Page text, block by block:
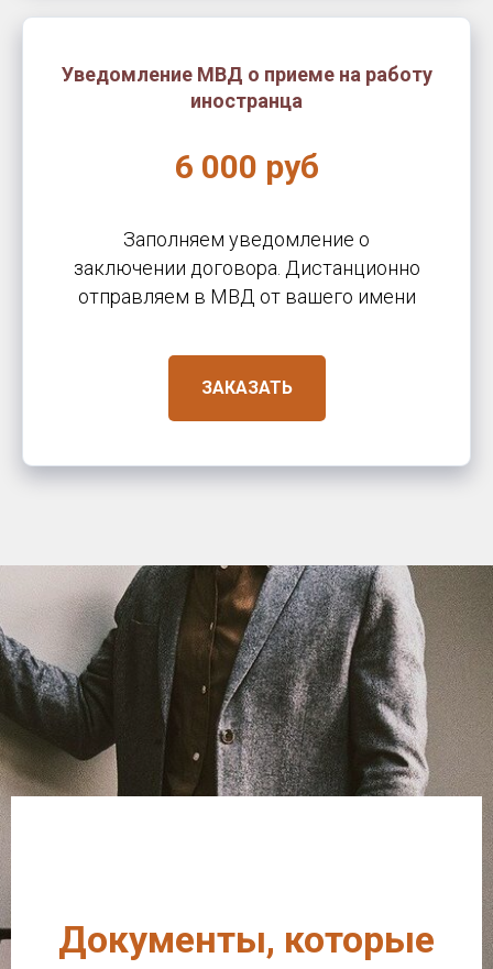
Уведомление МВД о приеме на работу
иностранца
6 000 руб
Заполняем уведомление о
заключении договора. Дистанционно
отправляем в МВД от вашего имени
ЗАКАЗАТЬ
Документы, которые